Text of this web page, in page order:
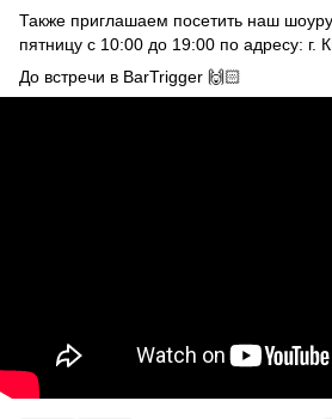
Также приглашаем посетить наш
пятницу с 10:00 до 19:00 по адресу: г.
До встречи в BarTrigger 🙌🏻